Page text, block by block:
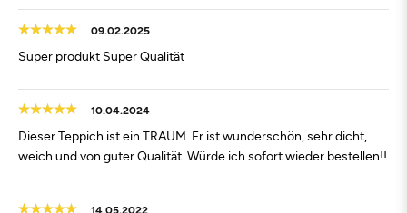
09.02.2025
Super produkt Super Qualität
10.04.2024
Dieser Teppich ist ein TRAUM. Er ist wunderschön, sehr dicht,
weich und von guter Qualität. Würde ich sofort wieder bestellen!!
14.05.2022